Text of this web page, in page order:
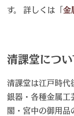
す。 詳しくは「 金
清課堂につい
清課堂は江戸時代
銀器・各種金属工
閣・宮中の御用品